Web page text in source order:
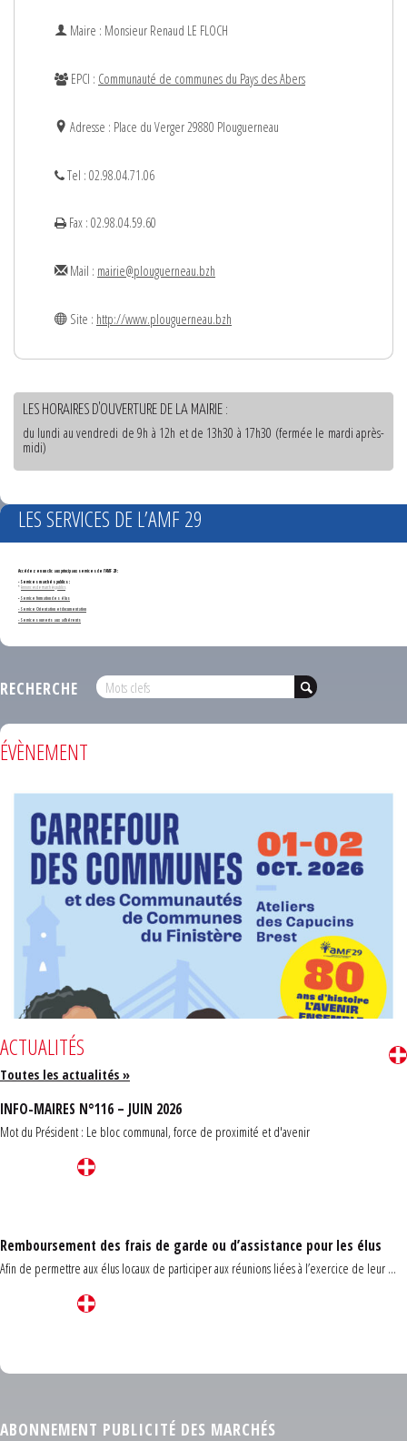
Maire : Monsieur Renaud LE FLOCH
EPCI : Communauté de communes du Pays des Abers
Adresse : Place du Verger 29880 Plouguerneau
Tel : 02.98.04.71.06
Fax : 02.98.04.59.60
Mail : mairie@plouguerneau.bzh
Site : http://www.plouguerneau.bzh
LES HORAIRES D'OUVERTURE DE LA MAIRIE :
du lundi au vendredi de 9h à 12h et de 13h30 à 17h30 (fermée le mardi après-
midi)
LES SERVICES DE L’AMF 29
Accédez en un clic aux principaux services de l'AMF 29 :
- Services marchés publics :
*Annonces de marchés publics
-Service formation des élus
- Service Orientation et documentation
- Services ouverts aux adhérents
RECHERCHE
ÉVÈNEMENT
ACTUALITÉS
Toutes les actualités »
INFO-MAIRES N°116 – JUIN 2026
Mot du Président : Le bloc communal, force de proximité et d'avenir
Remboursement des frais de garde ou d’assistance pour les élus
Afin de permettre aux élus locaux de participer aux réunions liées à l’exercice de leur ...
ABONNEMENT PUBLICITÉ DES MARCHÉS